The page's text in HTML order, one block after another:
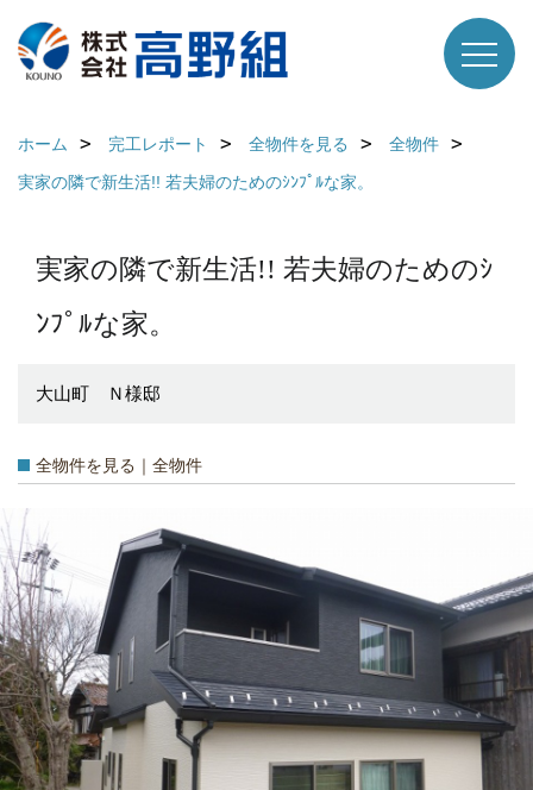
ホーム 完工レポート 全物件を見る
全物件
実家の隣で新生活!! 若夫婦のためのｼﾝﾌﾟﾙな家。
実家の隣で新生活!! 若夫婦のためのｼ
ﾝﾌﾟﾙな家。
大山町 Ｎ様邸
全物件を見る｜全物件